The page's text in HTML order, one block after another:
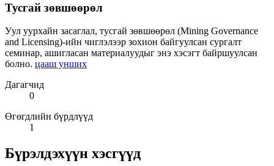
Тусгай зөвшөөрөл
Уул уурхайн засаглал, тусгай зөвшөөрөл (Mining Governance
and Licensing)-ийн чиглэлээр зохион байгуулсан сургалт
семинар, ашигласан материалуудыг энэ хэсэгт байршуулсан
болно. цааш унших
Дагагчид
0
Өгөгдлийн бүрдлүүд
1
Бүрэлдэхүүн хэсгүүд